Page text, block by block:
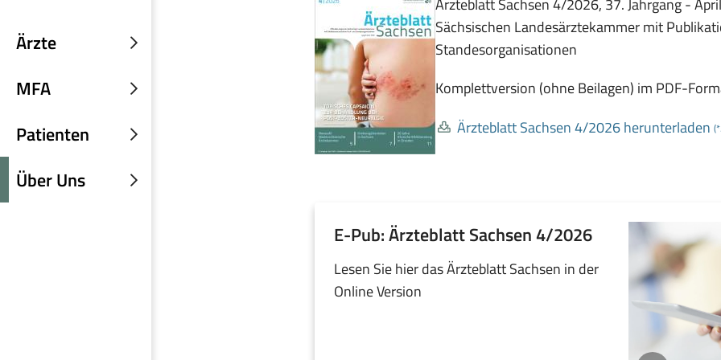
Ärzte
Untermenü
MFA
Untermenü
Patienten
Untermenü
Über Uns
Untermenü
Ärzteblatt Sachsen 4/2026, 37. Jahrgang -
Sächsischen Landesärztekammer mit
Standesorganisationen
Komplettversion (ohne Beilagen) im PDF-
Ärzteblatt Sachsen 4/2026 herunterladen
E-Pub: Ärzteblatt Sachsen 4/2026(öffnet
in
neuem
Fenster)
©SLAEK
Lesen Sie hier das Ärzteblatt Sachsen in der
Online Version